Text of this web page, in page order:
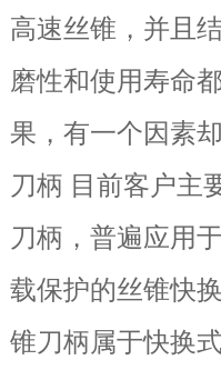
高速丝锥，并且
磨性和使用寿命
果，有一个因素
刀柄 目前客户主
刀柄，普遍应用
载保护的丝锥快
锥刀柄属于快换